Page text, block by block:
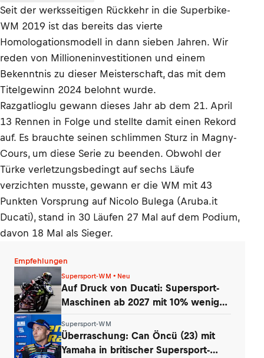
Seit der werksseitigen Rückkehr in die Superbike-
WM 2019 ist das bereits das vierte
Homologationsmodell in dann sieben Jahren. Wir
reden von Millioneninvestitionen und einem
Bekenntnis zu dieser Meisterschaft, das mit dem
Titelgewinn 2024 belohnt wurde.
Razgatlioglu gewann dieses Jahr ab dem 21. April
13 Rennen in Folge und stellte damit einen Rekord
auf. Es brauchte seinen schlimmen Sturz in Magny-
Cours, um diese Serie zu beenden. Obwohl der
Türke verletzungsbedingt auf sechs Läufe
verzichten musste, gewann er die WM mit 43
Punkten Vorsprung auf Nicolo Bulega (Aruba.it
Ducati), stand in 30 Läufen 27 Mal auf dem Podium,
davon 18 Mal als Sieger.
Empfehlungen
Supersport-WM • Neu
Auf Druck von Ducati: Supersport-
Maschinen ab 2027 mit 10% weniger
Supersport-WM
Überraschung: Can Öncü (23) mit
Yamaha in britischer Supersport-